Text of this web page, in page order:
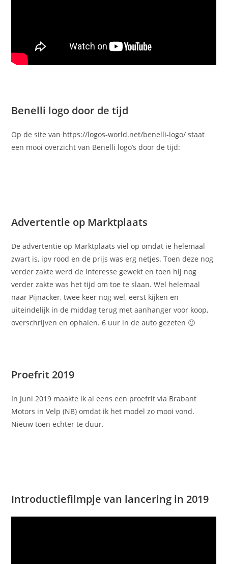
Benelli logo door de tijd
Op de site van https://logos-world.net/benelli-logo/ staat
een mooi overzicht van Benelli logo’s door de tijd:
Advertentie op Marktplaats
De advertentie op Marktplaats viel op omdat ie helemaal
zwart is, ipv rood en de prijs was erg netjes. Toen deze nog
verder zakte werd de interesse gewekt en toen hij nog
verder zakte was het tijd om toe te slaan. Wel helemaal
naar Pijnacker, twee keer nog wel, eerst kijken en
uiteindelijk in de middag terug met aanhanger voor koop,
overschrijven en ophalen. 6 uur in de auto gezeten 🙂
Proefrit 2019
In Juni 2019 maakte ik al eens een proefrit via Brabant
Motors in Velp (NB) omdat ik het model zo mooi vond.
Nieuw toen echter te duur.
Introductiefilmpje van lancering in 2019